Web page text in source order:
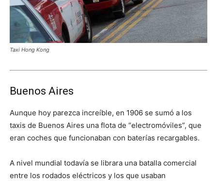
Taxi Hong Kong
Buenos Aires
Aunque hoy parezca increíble, en 1906 se sumó a los
taxis de Buenos Aires una flota de “electromóviles”, que
eran coches que funcionaban con baterías recargables.
A nivel mundial todavía se librara una batalla comercial
entre los rodados eléctricos y los que usaban